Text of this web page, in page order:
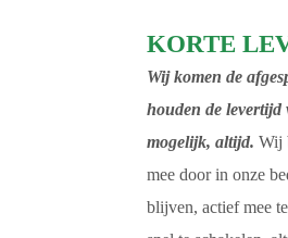
KORTE
Wij komen de
houden de levertijd
mogelijk, altijd. Wij
mee door in onze
blijven, actief mee